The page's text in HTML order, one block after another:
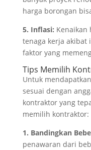
harga borongan
5. Inflasi: Kenaikan
tenaga kerja akibat
faktor yang
Tips Memilih
Untuk
sesuai dengan
kontraktor yang
memilih kontraktor:
1. Bandingkan
penawaran dari